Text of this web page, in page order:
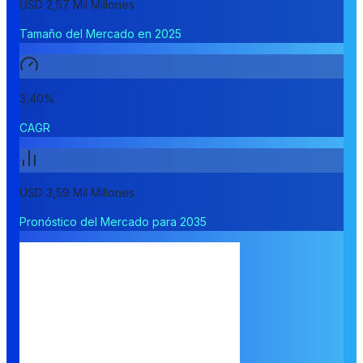
USD 2,57 Mil Millones
Tamaño del Mercado en 2025
3,40%
CAGR
USD 3,59 Mil Millones
Pronóstico del Mercado para 2035